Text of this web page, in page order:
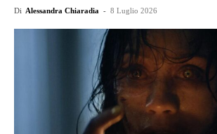
Di Alessandra Chiaradia - 8 Luglio 2026